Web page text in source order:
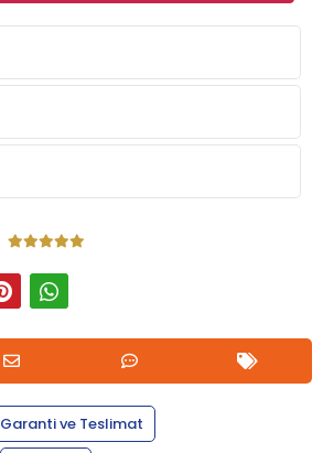
Garanti ve Teslimat